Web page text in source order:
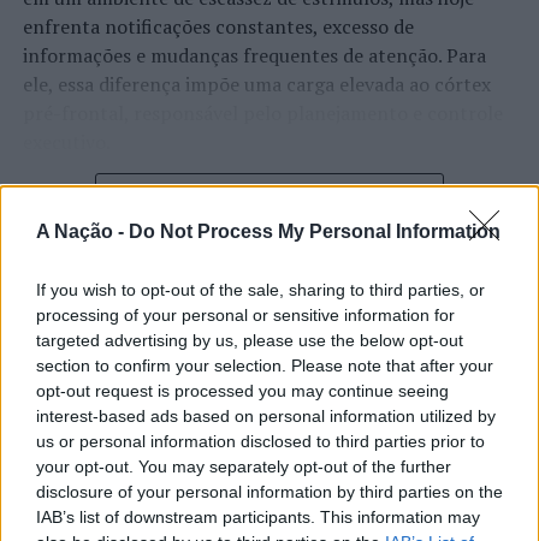
A Nação - Do Not Process My Personal Information
If you wish to opt-out of the sale, sharing to third parties, or
processing of your personal or sensitive information for
targeted advertising by us, please use the below opt-out
section to confirm your selection. Please note that after your
opt-out request is processed you may continue seeing
interest-based ads based on personal information utilized by
us or personal information disclosed to third parties prior to
your opt-out. You may separately opt-out of the further
disclosure of your personal information by third parties on the
IAB’s list of downstream participants. This information may
enfrenta notificações constantes, excesso de
informações e mudanças frequentes de atenção. Para
ele, essa diferença impõe uma carga elevada ao córtex
O pesquisador afirma que plataformas digitais também
estimulam continuamente o sistema de recompensa do
manter a atenção e a procrastinação. Na sua visão,
tarefas inacabadas permanecem ativas na memória e
aumentam a sensação de sobrecarga, enquanto o stress
prolongado pode elevar os níveis de cortisol e
prejudicar o desempenho cognitivo.
Fabiano de Abreu Agrela Rodrigues ressalta que não há
evidências de que o ambiente digital provoque mudanças
genéticas na espécie humana. A adaptação observada,
CONTINUAR A LER
ATUALIDADE
“Millennium Estoril Open 2026”
regressou ao circuito ATP com
vitória do francês Luca Van Assche
Publicado 1 dia atrás on 07/08/2026
Por
Ígor Lopes